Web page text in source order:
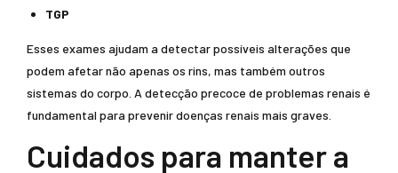
TGP
Esses exames ajudam a detectar possíveis alterações que
podem afetar não apenas os rins, mas também outros
sistemas do corpo. A detecção precoce de problemas renais é
fundamental para prevenir doenças renais mais graves.
Cuidados para manter a